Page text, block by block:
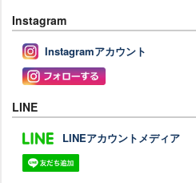
Instagram
Instagramアカウント
LINE
LINEアカウントメディア